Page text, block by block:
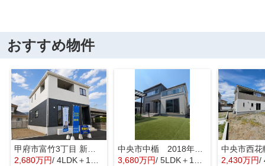
おすすめ物件
甲府市富竹3丁目 新築全3棟 3号棟 南西道路・車並列3台
2,680万円/ 4LDK＋1S(納戸)
中央市中楯 2018年築中古戸建 セキスイハイム施工 太陽光パネル
3,680万円/ 5LDK＋1S(納戸) 2,430万円/